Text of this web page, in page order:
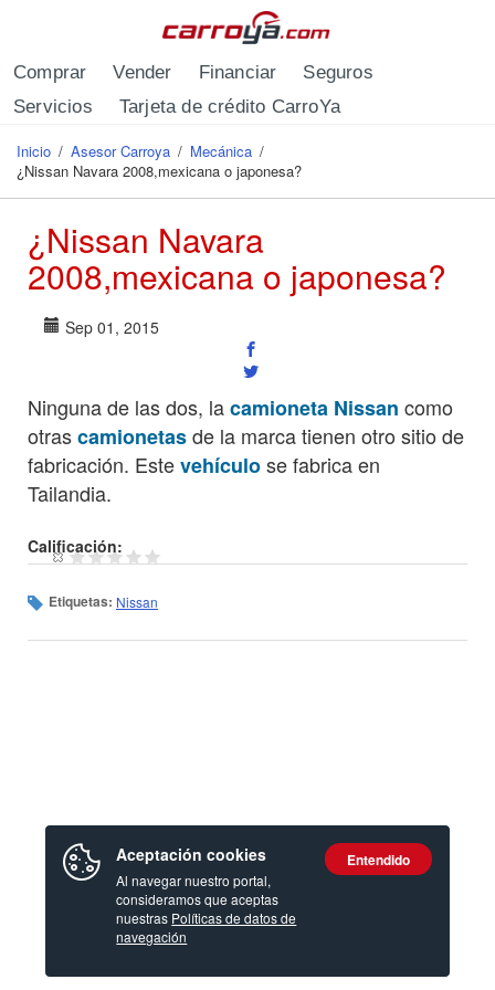
Comprar Vender Financiar
Seguros
Servicios
Tarjeta de crédito CarroYa
Se encuentra usted aquí
Inicio / Asesor Carroya / Mecánica /
¿Nissan Navara 2008,mexicana o japonesa?
¿Nissan Navara
2008,mexicana o japonesa?
Sep 01, 2015
Ninguna de las dos, lacamioneta Nissan como
otrascamionetasde la marca tienen otro sitio de
fabricación. Estevehículose fabrica en
Tailandia.
Calificación:
Etiquetas: Nissan
Aceptación cookies
Al navegar nuestro portal,
consideramos que aceptas
nuestras Políticas de datos de
navegación
Entendido